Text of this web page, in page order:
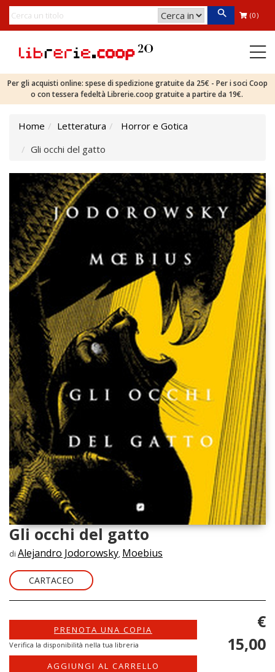
(0)
Per gli acquisti online: spese di spedizione gratuite da 25€ - Per i soci Coop
o con tessera fedeltà Librerie.coop gratuite a partire da 19€.
Home Letteratura
Horror e Gotica
Gli occhi del gatto
Gli occhi del gatto
di Alejandro Jodorowsky, Moebius
CARTACEO
PRENOTA UNA COPIA
Verifica la disponibilità nella tua libreria
AGGIUNGI AL CARRELLO
€
15,00